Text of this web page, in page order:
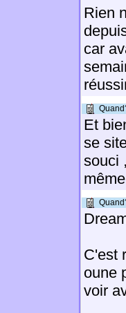
Rien
car
Et
se
souci
C'est
oune
voir